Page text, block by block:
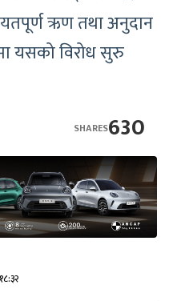
ऋण तथा अनुदान
यसको विरोध सुरु
630
SHARES